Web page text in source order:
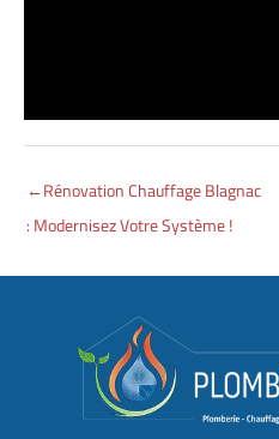
←Rénovation Chauffage Blagnac
: Modernisez Votre Système !